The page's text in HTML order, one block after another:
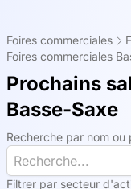
Foires commerciales
Foires commerciales
Prochains
Basse-Saxe
Recherche par nom ou
Filtrer par secteur